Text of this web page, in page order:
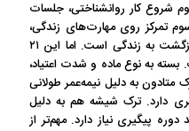
شروع کار روانشناختی، جلسات
تمرکز روی مهارت‌های زندگی،
پیشگیری از عود و آماده‌سازی برای بازگشت به زندگی است. اما این ۲۱
به نوع ماده و شدت اعتیاد،
متادون به دلیل نیمه‌عمر طولانی
دارد. ترک شیشه هم به دلیل
پیگیری نیاز دارد. مهم‌تر از